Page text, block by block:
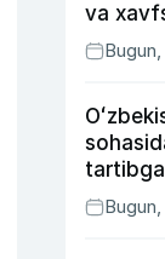
va
joriy